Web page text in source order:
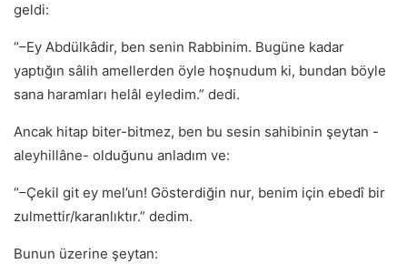
geldi:
“–Ey Abdülkâdir, ben senin Rabbinim. Bugüne kadar
yaptığın sâlih amellerden öyle hoşnudum ki, bundan böyle
sana haramları helâl eyledim.” dedi.
Ancak hitap biter-bitmez, ben bu sesin sahibinin şeytan -
aleyhillâne- olduğunu anladım ve:
“–Çekil git ey mel’un! Gösterdiğin nur, benim için ebedî bir
zulmettir/karanlıktır.” dedim.
Bunun üzerine şeytan: